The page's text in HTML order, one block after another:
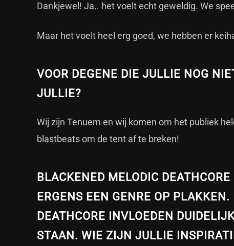
Dankjewel! Ja.. het voelt echt geweldig. We
Maar het voelt heel erg goed, we hebben er
VOOR DEGENE DIE JULLIE NOG
JULLIE?
Wij zijn Tenuem en wij komen om het publiek
blastbeats om de tent af te breken!
BLACKENED MELODIC
ERGENS EEN GENRE OP
DEATHCORE INVLOEDEN
STAAN. WIE ZIJN JULLIE